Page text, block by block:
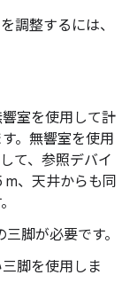
調整するには、
室を使用して計
。無響室を使用
て、参照デバイ
m、天井からも同
脚が必要です。
脚を使用しま